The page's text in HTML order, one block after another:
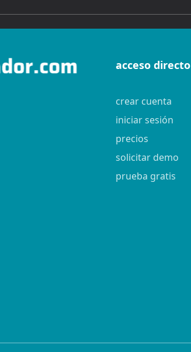
acceso directo
crear cuenta
iniciar sesión
precios
solicitar demo
prueba gratis